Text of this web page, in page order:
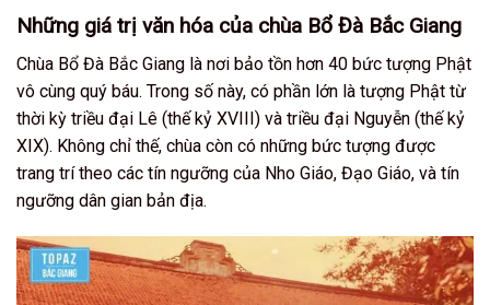
Những giá trị văn hóa của chùa Bổ Đà Bắc Giang
Chùa Bổ Đà Bắc Giang là nơi bảo tồn hơn 40 bức tượng Phật
vô cùng quý báu. Trong số này, có phần lớn là tượng Phật từ
thời kỳ triều đại Lê (thế kỷ XVIII) và triều đại Nguyễn (thế kỷ
XIX). Không chỉ thế, chùa còn có những bức tượng được
trang trí theo các tín ngưỡng của Nho Giáo, Đạo Giáo, và tín
ngưỡng dân gian bản địa.